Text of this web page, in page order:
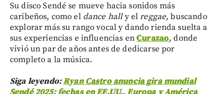
Su disco Sendé se mueve hacia sonidos más
caribeños, como el dance hally elreggae,buscando
explorar más su rango vocal y dando rienda suelta a
sus experiencias e influencias enCurazao, donde
vivió un par de años antes de dedicarse por
completo a la música.
Siga leyendo:Ryan Castro anuncia gira mundial